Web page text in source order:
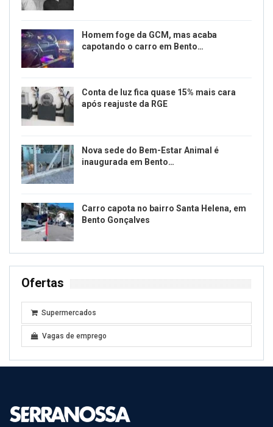
Homem foge da GCM, mas acaba
capotando o carro em Bento…
Conta de luz fica quase 15% mais cara
após reajuste da RGE
Nova sede do Bem-Estar Animal é
inaugurada em Bento…
Carro capota no bairro Santa Helena, em
Bento Gonçalves
Ofertas
Supermercados
Vagas de emprego